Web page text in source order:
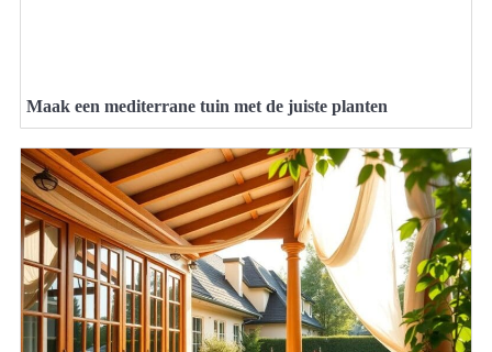
Maak een mediterrane tuin met de juiste planten